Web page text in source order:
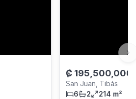
₡ 195,500,000
San Juan, Tibás
6
2 214 m²